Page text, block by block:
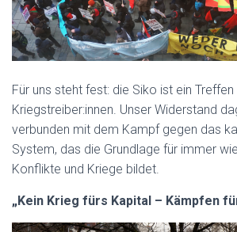
Für uns steht fest: die Siko ist ein
Kriegstreiber:innen. Unser Widerstand
verbunden mit dem Kampf gegen das
System, das die Grundlage für immer
Konflikte und Kriege bildet.
„Kein Krieg fürs Kapital – Kämpfen